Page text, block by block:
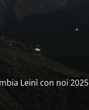
Leinì con noi 2025